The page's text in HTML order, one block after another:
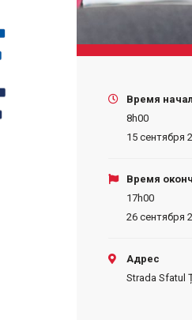
Время
8h00
15 сентября
Время
17h00
26 сентября
Адрес
Strada Sfatul